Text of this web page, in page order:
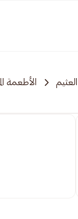
العثيم الأطعمة